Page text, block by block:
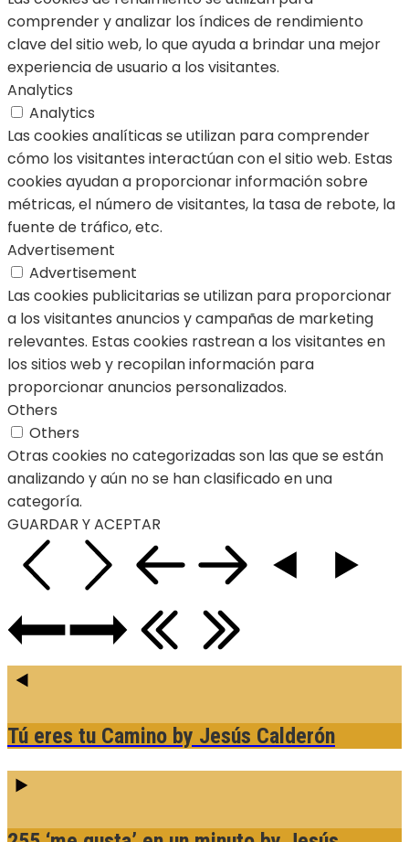
comprender y analizar los índices de rendimiento
clave del sitio web, lo que ayuda a brindar una mejor
experiencia de usuario a los visitantes.
Analytics
Analytics
Las cookies analíticas se utilizan para comprender
cómo los visitantes interactúan con el sitio web. Estas
cookies ayudan a proporcionar información sobre
métricas, el número de visitantes, la tasa de rebote, la
fuente de tráfico, etc.
Advertisement
Advertisement
Las cookies publicitarias se utilizan para proporcionar
a los visitantes anuncios y campañas de marketing
relevantes. Estas cookies rastrean a los visitantes en
los sitios web y recopilan información para
proporcionar anuncios personalizados.
Others
Others
Otras cookies no categorizadas son las que se están
analizando y aún no se han clasificado en una
categoría.
GUARDAR Y ACEPTAR
Tú eres tu Camino by Jesús Calderón